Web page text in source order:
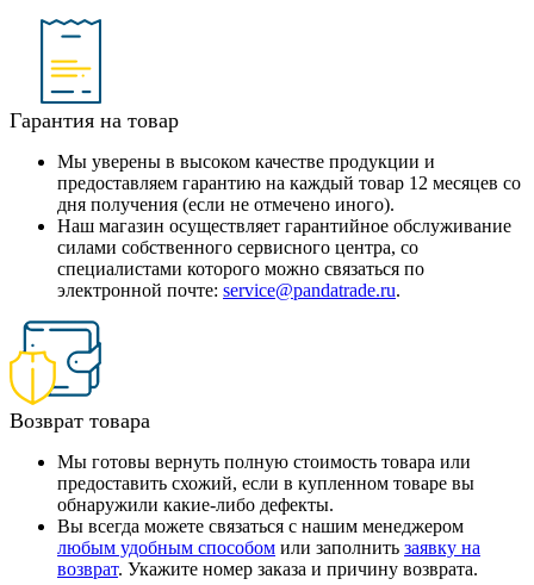
Гарантия на товар
Мы уверены в высоком качестве продукции и
предоставляем гарантию на каждый товар 12 месяцев со
дня получения (если не отмечено иного).
Наш магазин осуществляет гарантийное обслуживание
силами собственного сервисного центра, со
специалистами которого можно связаться по
электронной почте: service@pandatrade.ru.
Возврат товара
Мы готовы вернуть полную стоимость товара или
предоставить схожий, если в купленном товаре вы
обнаружили какие-либо дефекты.
Вы всегда можете связаться с нашим менеджером
любым удобным способом или заполнить заявку на
возврат. Укажите номер заказа и причину возврата.